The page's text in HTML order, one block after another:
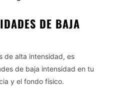
of my
of my
my
DE BAJA
de alta intensidad, es
de baja intensidad en tu
y el fondo físico.